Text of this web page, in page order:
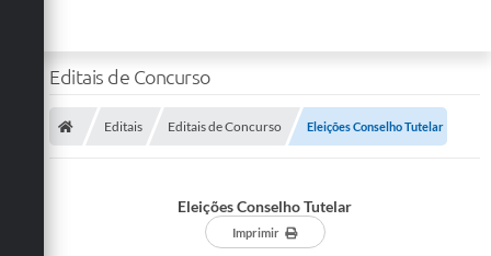
Editais de Concurso
Editais Editais de Concurso Eleições Conselho Tutelar
Eleições Conselho Tutelar
Imprimir